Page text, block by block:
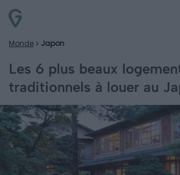
Monde Japon
Les 6 plus beaux
traditionnels à louer au